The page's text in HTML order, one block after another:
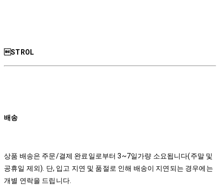
STROL
배송
상품 배송은 주문/결제 완료일로부터 3~7일가량 소요됩니다(주말 및
공휴일 제외). 단, 입고 지연 및 품절로 인해 배송이 지연되는 경우에는
개별 연락을 드립니다.